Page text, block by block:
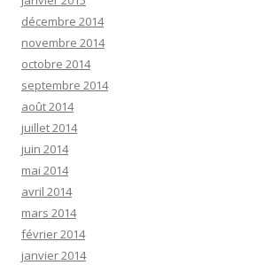
décembre 2014
novembre 2014
octobre 2014
septembre 2014
août 2014
juillet 2014
juin 2014
mai 2014
avril 2014
mars 2014
février 2014
janvier 2014